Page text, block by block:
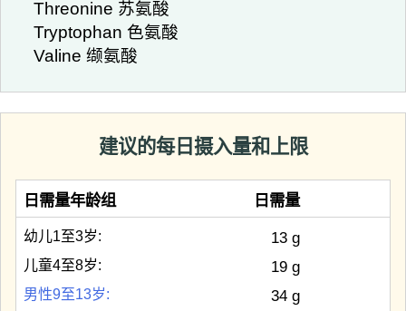
Threonine 苏氨酸
Tryptophan 色氨酸
Valine 缬氨酸
建议的每日摄入量和上限
日需量年龄组 日需量
幼儿1至3岁: 13 g
儿童4至8岁: 19 g
男性9至13岁: 34 g